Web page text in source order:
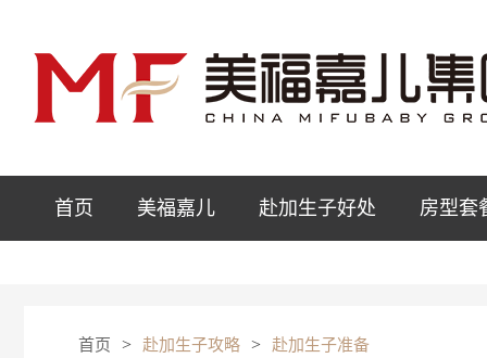
首页 美福嘉儿 赴加生子好处 房型套
首页 > 赴加生子攻略 > 赴加生子准备